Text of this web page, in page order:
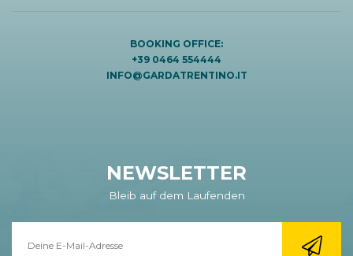
BOOKING OFFICE:
+39 0464 554444
INFO@GARDATRENTINO.IT
NEWSLETTER
Bleib auf dem Laufenden